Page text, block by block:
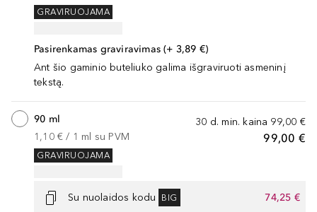
GRAVIRUOJAMA
Pasirenkamas graviravimas (+ 3,89 €)
Ant šio gaminio buteliuko galima išgraviruoti asmeninį
tekstą.
30 d. min. kaina 99,00 €
99,00 €
90 ml
1,10 € / 1 ml su PVM
GRAVIRUOJAMA
Su nuolaidos kodu BIG 74,25 €